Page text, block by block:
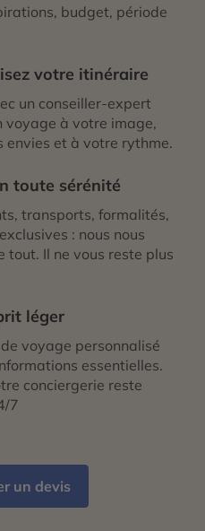
budget, période
votre itinéraire
un conseiller-expert
voyage à votre image,
envies et à votre rythme.
toute sérénité
transports, formalités,
: nous nous
tout. Il ne vous reste plus
léger
voyage personnalisé
essentielles.
conciergerie reste
7
un devis